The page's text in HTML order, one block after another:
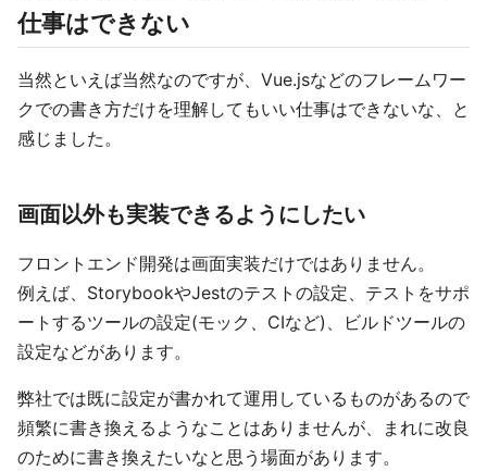
仕事はできない
当然といえば当然なのですが、Vue.jsなどのフレームワー
クでの書き方だけを理解してもいい仕事はできないな、と
感じました。
画面以外も実装できるようにしたい
フロントエンド開発は画面実装だけではありません。
例えば、StorybookやJestのテストの設定、テストをサポ
ートするツールの設定(モック、CIなど)、ビルドツールの
設定などがあります。
弊社では既に設定が書かれて運用しているものがあるので
頻繁に書き換えるようなことはありませんが、まれに改良
のために書き換えたいなと思う場面があります。